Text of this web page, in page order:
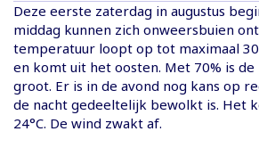
Deze eerste zaterdag in augustus
middag kunnen zich onweersbuien
temperatuur loopt op tot maximaal
en komt uit het oosten. Met 70% is de
groot. Er is in de avond nog kans op
de nacht gedeeltelijk bewolkt is. Het
24°C. De wind zwakt af.